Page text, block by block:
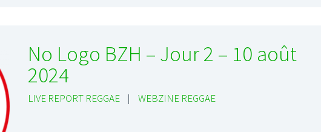
No Logo BZH – Jour 2 – 10 août
2024
LIVE REPORT REGGAE | WEBZINE REGGAE